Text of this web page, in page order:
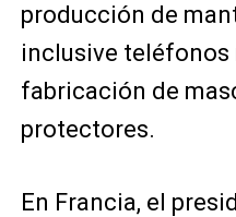
producción de
inclusive teléfonos
fabricación de
protectores.
En Francia, el